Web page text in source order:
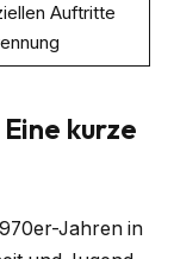
Auftritte
kurze
Jahren in